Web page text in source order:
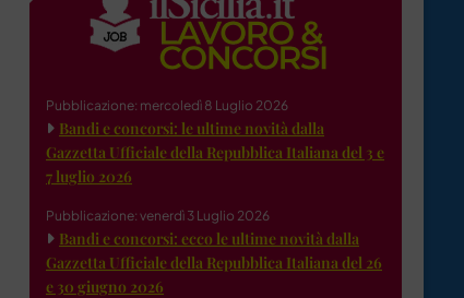
Pubblicazione: mercoledì 8 Luglio 2026
Bandi e concorsi: le ultime novità dalla
Gazzetta Ufficiale della Repubblica Italiana del 3 e
7 luglio 2026
Pubblicazione: venerdì 3 Luglio 2026
Bandi e concorsi: ecco le ultime novità dalla
Gazzetta Ufficiale della Repubblica Italiana del 26
e 30 giugno 2026